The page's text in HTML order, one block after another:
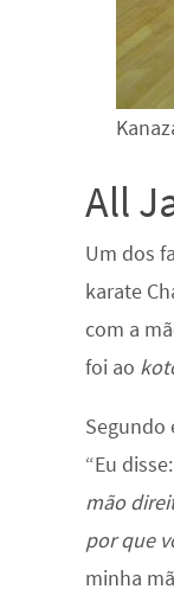
All
Um dos
karate
com a
foi ao
Segundo
“Eu disse:
mão
por que
minha